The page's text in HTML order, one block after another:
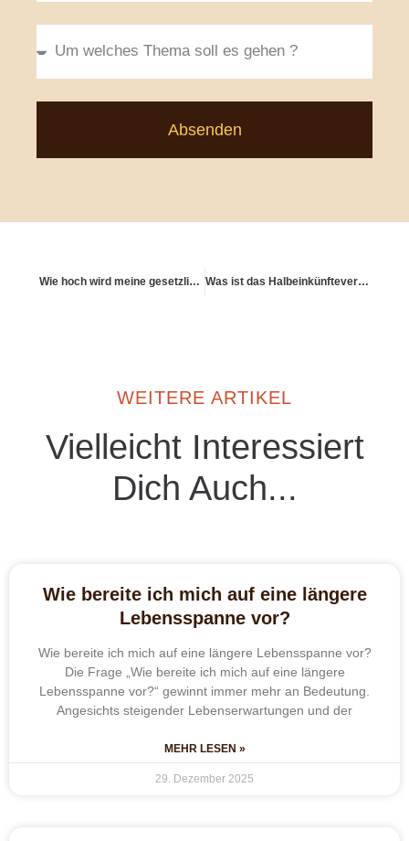
Absenden
Wie hoch wird meine gesetzliche Rente voraussichtlich ausfallen? Was ist das Halbeinkünfteverfahren bei Rentenzahlung aus Versicherungen?
WEITERE ARTIKEL
Vielleicht Interessiert
Dich Auch...
Wie bereite ich mich auf eine längere
Lebensspanne vor?
Wie bereite ich mich auf eine längere Lebensspanne vor?
Die Frage „Wie bereite ich mich auf eine längere
Lebensspanne vor?“ gewinnt immer mehr an Bedeutung.
Angesichts steigender Lebenserwartungen und der
MEHR LESEN »
29. Dezember 2025